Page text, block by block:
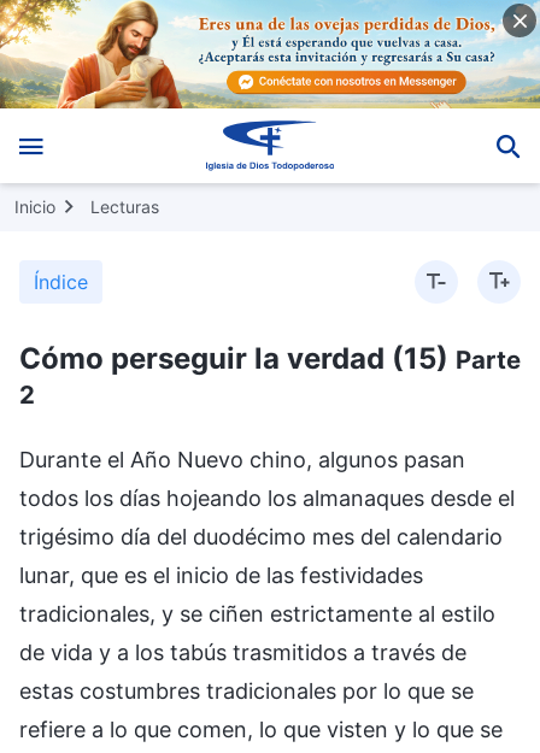
Inicio Lecturas
Índice
Cómo perseguir la verdad (15) Parte
2
Durante el Año Nuevo chino, algunos pasan
todos los días hojeando los almanaques desde el
trigésimo día del duodécimo mes del calendario
lunar, que es el inicio de las festividades
tradicionales, y se ciñen estrictamente al estilo
de vida y a los tabús trasmitidos a través de
estas costumbres tradicionales por lo que se
refiere a lo que comen, lo que visten y lo que se